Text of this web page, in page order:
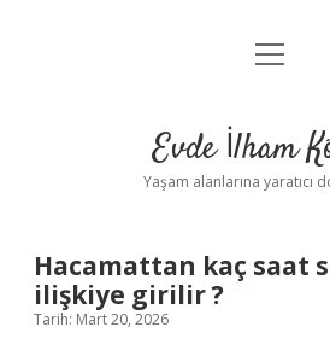
Anasayfa
Yasal Uyarı
menüyü
Evde İlham
Yaşam alanlarına yaratıcı
Hacamattan kaç saat
ilişkiye girilir ?
Tarih: Mart 20, 2026